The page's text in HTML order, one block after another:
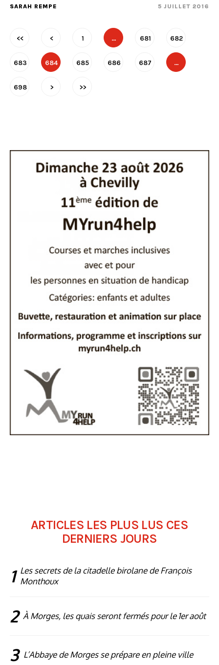
SARAH REMPE 5 JUILLET 2016
<< < 1 … 681 682
683 684 685 686 687 …
698 > >>
ARTICLES LES PLUS LUS CES
DERNIERS JOURS
1 Les secrets de la citadelle birolane de François
Monthoux
2 À Morges, les quais seront fermés pour le 1er août
3 L’Abbaye de Morges se prépare en pleine ville